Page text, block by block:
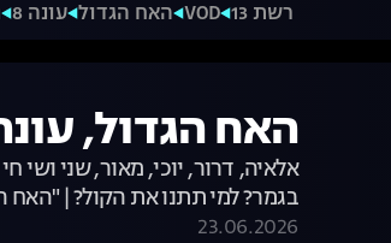
רשת 13 VOD האח הגדול עונה 8
האח הגדול, עונה 8, פרק 63: דיירי העבר מול
אלאיה, דרור, יוכי, מאור, שני
בגמר? למי תתנו את הקול? | "האח
23.06.2026